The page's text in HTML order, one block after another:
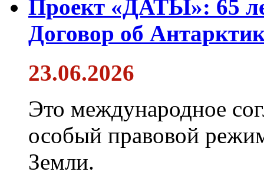
Проект «ДАТЫ»: 65
Договор об
23.06.2026
Это международное
особый правовой
Земли.